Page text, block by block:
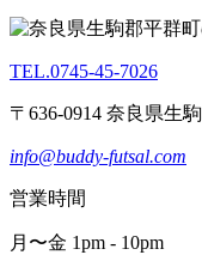
TEL.0745-45-7026
〒636-0914 奈良県生
info@buddy-futsal.com
営業時間
月〜金 1pm - 10pm